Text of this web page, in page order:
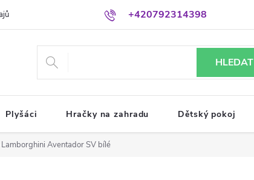
+420792314398
HLEDAT
Plyšáci Hračky na zahradu Dětský pokoj
Aventador SV bílé